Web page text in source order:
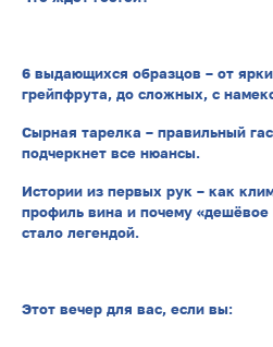
6 выдающихся образцов – от
грейпфрута, до сложных, с
Сырная тарелка – правильный
подчеркнет все нюансы.
Истории из первых рук – как
профиль вина и почему
стало легендой.
Этот вечер для вас, если вы: